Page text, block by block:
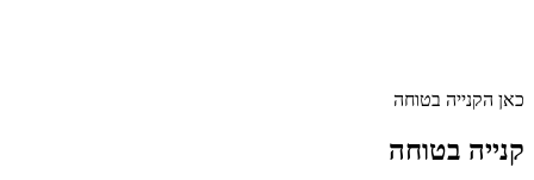
כאן הקנייה בטוחה
קנייה בטוחה